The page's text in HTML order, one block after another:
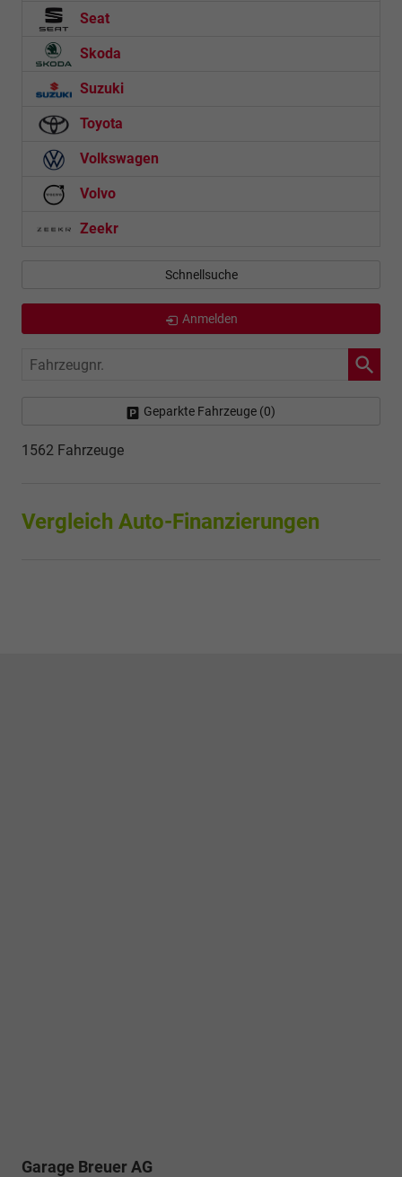
Seat
Skoda
Suzuki
Toyota
Volkswagen
Volvo
Zeekr
Schnellsuche
Anmelden
Fahrzeugnr.
Geparkte Fahrzeuge (0)
1562 Fahrzeuge
Vergleich Auto-Finanzierungen
Garage Breuer AG